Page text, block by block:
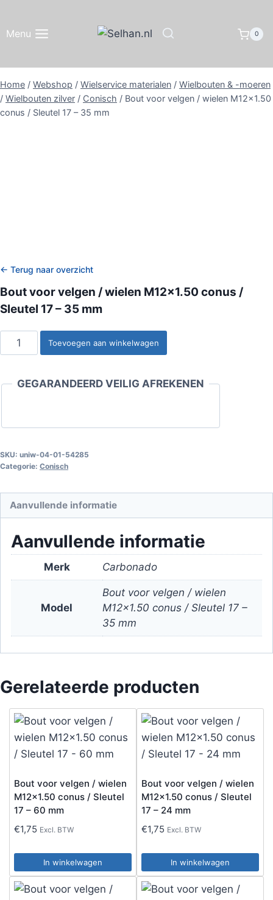
inhoud
Menu 0
Home / Webshop / Wielservice materialen / Wielbouten & -moeren
/ Wielbouten zilver / Conisch / Bout voor velgen / wielen M12x1.50
conus / Sleutel 17 – 35 mm
← Terug naar overzicht
Bout voor velgen / wielen M12x1.50 conus /
Sleutel 17 – 35 mm
Bout
voor
/
/
Sleutel
35
mm
aantal
Toevoegen aan winkelwagen
GEGARANDEERD VEILIG AFREKENEN
SKU: uniw-04-01-54285
Categorie: Conisch
Aanvullende informatie
Aanvullende informatie
Merk Carbonado
Model
Bout voor velgen / wielen
M12x1.50 conus / Sleutel 17 –
35 mm
Gerelateerde producten
Bout voor velgen / wielen
M12x1.50 conus / Sleutel
17 – 60 mm
€1,75 Excl. BTW
In winkelwagen
Bout voor velgen / wielen
M12x1.50 conus / Sleutel
17 – 24 mm
€1,75 Excl. BTW
In winkelwagen